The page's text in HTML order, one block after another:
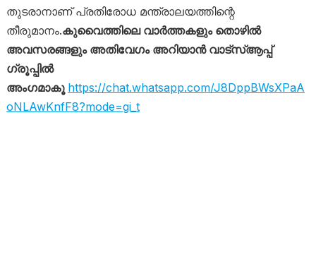
തുടരാനാണ് പ്രതിരോധ മന്ത്രാലയത്തിന്റെ
തീരുമാനം.കുവൈത്തിലെ വാർത്തകളും തൊഴിൽ
അവസരങ്ങളും അതിവേഗം അറിയാൻ വാട്സ്ആപ്പ്
ഗ്രൂപ്പിൽ
അംഗമാകൂ https://chat.whatsapp.com/J8DppBWsXPaA
oNLAwKnfF8?mode=gi_t